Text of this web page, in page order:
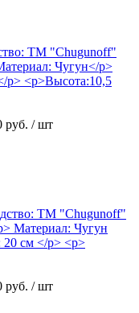
руб. / шт
руб. / шт